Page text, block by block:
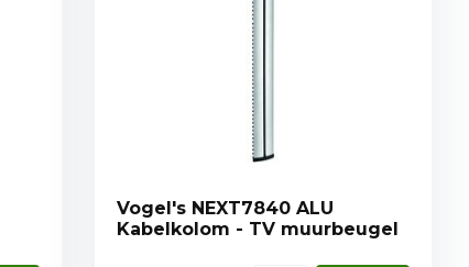
Vogel's NEXT7840 ALU
Kabelkolom - TV muurbeugel